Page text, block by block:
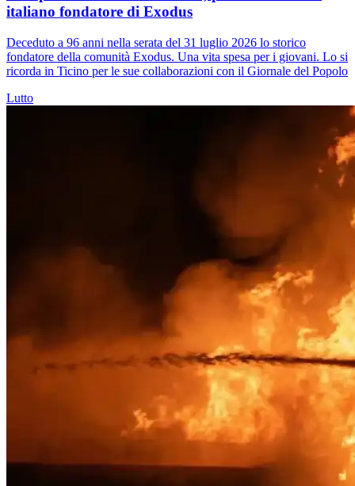
italiano fondatore di Exodus
Deceduto a 96 anni nella serata del 31 luglio 2026 lo storico
fondatore della comunità Exodus. Una vita spesa per i giovani. Lo si
ricorda in Ticino per le sue collaborazioni con il Giornale del Popolo
Lutto